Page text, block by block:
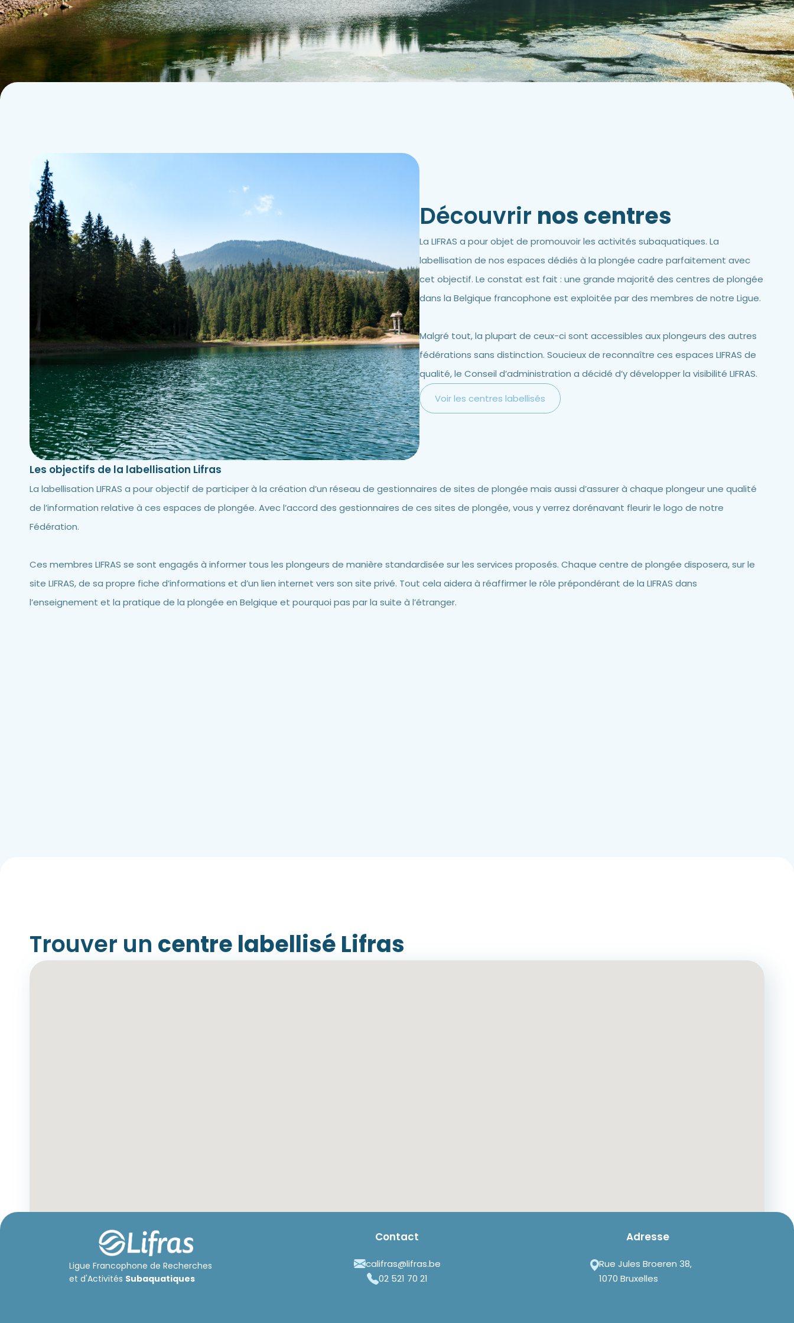
La plongée technique
La plongée adaptée
L'audiovisuel
La TSA et le TSC
Agenda
Contact
Découvrir nos centres
La LIFRAS a pour objet de promouvoir les activités subaquatiques. La
labellisation de nos espaces dédiés à la plongée cadre parfaitement avec
cet objectif. Le constat est fait : une grande majorité des centres de plongée
dans la Belgique francophone est exploitée par des membres de notre Ligue.
Malgré tout, la plupart de ceux-ci sont accessibles aux plongeurs des autres
fédérations sans distinction. Soucieux de reconnaître ces espaces LIFRAS de
qualité, le Conseil d’administration a décidé d’y développer la visibilité LIFRAS.
Voir les centres labellisés
Les objectifs de la labellisation Lifras
La labellisation LIFRAS a pour objectif de participer à la création d’un réseau de gestionnaires de sites de plongée mais aussi d’assurer à chaque plongeur une qualité
de l’information relative à ces espaces de plongée. Avec l’accord des gestionnaires de ces sites de plongée, vous y verrez dorénavant fleurir le logo de notre
Fédération.
Ces membres LIFRAS se sont engagés à informer tous les plongeurs de manière standardisée sur les services proposés. Chaque centre de plongée disposera, sur le
site LIFRAS, de sa propre fiche d’informations et d’un lien internet vers son site privé. Tout cela aidera à réaffirmer le rôle prépondérant de la LIFRAS dans
l’enseignement et la pratique de la plongée en Belgique et pourquoi pas par la suite à l’étranger.
Trouver un centre labellisé Lifras
Ligue Francophone de Recherches
et d'Activités Subaquatiques
Contact
califras@lifras.be
02 521 70 21
Adresse
Rue Jules Broeren 38,
1070 Bruxelles